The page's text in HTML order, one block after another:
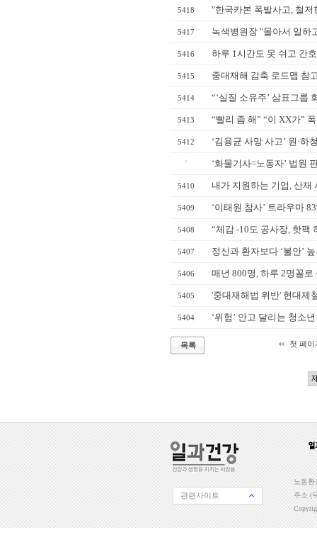
5418 "한국카본 폭발사고, 철저
5417 녹색병원장 "몰아서 일하
5416 하루 1시간도 못 쉬고 간
5415 중대재해 감축 로드맵 참
5414 “‘실질 소유주’ 삼표그룹
5413 “빨리 좀 해” “이 XX가”
5412 ‘김용균 사망 사고’ 원·
‘화물기사=노동자’ 법원
5410 내가 지원하는 기업, 산재
5409 ‘이태원 참사’ 트라우마
5408 “체감 -10도 공사장, 핫팩
5407 정신과 환자보다 ‘불안’
5406 매년 800명, 하루 2명꼴
5405 '중대재해법 위반' 현대제
5404 ‘위험’ 안고 달리는 청소
목록 첫 페이
관련사이트
노동환
주소 (